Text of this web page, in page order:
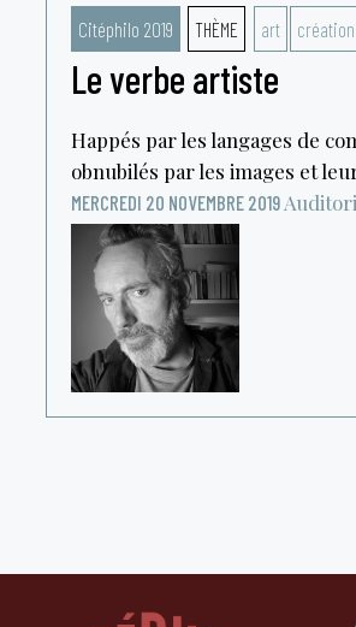
Citéphilo 2019 THÈME art création
Le verbe artiste
Happés par les langages de
obnubilés par les images et
MERCREDI 20 NOVEMBRE 2019